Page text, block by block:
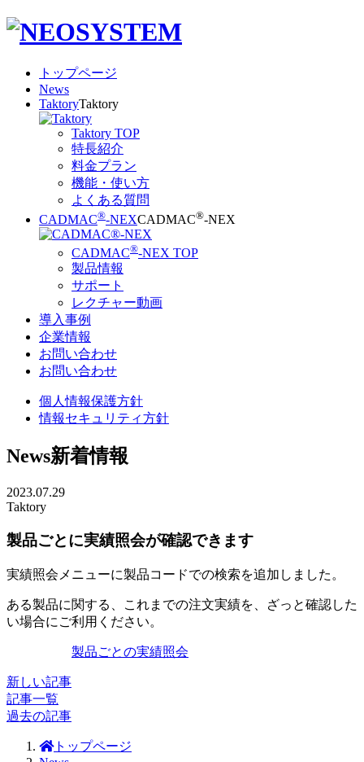
トップページ
News
TaktoryTaktory
Taktory TOP
特長紹介
料金プラン
機能・使い方
よくある質問
CADMAC®-NEXCADMAC®-NEX
CADMAC®-NEX TOP
製品情報
サポート
レクチャー動画
導入事例
企業情報
お問い合わせ
お問い合わせ
個人情報保護方針
情報セキュリティ方針
News新着情報
2023.07.29
Taktory
製品ごとに実績照会が確認できます
実績照会メニューに製品コードでの検索を追加しました。
ある製品に関する、これまでの注文実績を、ざっと確認した
い場合にご利用ください。
製品ごとの実績照会
新しい記事
記事一覧
過去の記事
トップページ